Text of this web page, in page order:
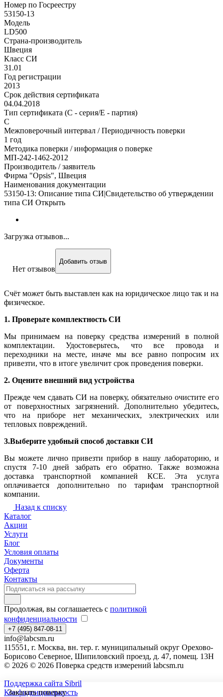
Заказать поверку
Номер по Госреестру
53150-13
Модель
LD500
Страна-производитель
Швеция
Класс СИ
31.01
Год регистрации
2013
Срок действия сертификата
04.04.2018
Тип сертификата (C - серия/E - партия)
C
Межповерочный интервал / Периодичность поверки
1 год
Методика поверки / информация о поверке
МП-242-1462-2012
Производитель / заявитель
Фирма "Opsis", Швеция
Наименования документации
53150-13: Описание типа СИ|Свидетельство об утверждении
типа СИ Открыть
Загрузка отзывов...
Нет отзывов
Добавить отзыв
Счёт может быть выставлен как на юридическое лицо так и на
физическое.
1. Проверьте комплектность СИ
Мы принимаем на поверку средства измерений в полной
комплектации. Удостоверьтесь, что все провода и
переходники на месте, иначе мы все равно попросим их
привезти, что в итоге увеличит срок проведения поверки.
2. Оцените внешний вид устройства
Прежде чем сдавать СИ на поверку, обязательно очистите его
от поверхностных загрязнений. Дополнительно убедитесь,
что на приборе нет механических, электрических или
тепловых повреждений.
3.Выберите удобный способ доставки СИ
Вы можете лично привезти прибор в нашу лабораторию, и
спустя 7-10 дней забрать его обратно. Также возможна
доставка транспортной компанией КСЕ. Эта услуга
оплачивается дополнительно по тарифам транспортной
компании.
Назад к списку
Каталог
Акции
Услуги
Блог
Условия оплаты
Документы
Оферта
Контакты
Продолжая, вы соглашаетесь с политикой
конфиденциальности
+7 (495) 847-08-11
info@labcsm.ru
115551, г. Москва, вн. тер. г. муниципальный округ Орехово-
Борисово Северное, Шипиловский проезд, д. 47, помещ. 13Н
© 2026 © 2026 Поверка средств измерений labcsm.ru
Поддержка сайта Sibril
Конфиденциальность